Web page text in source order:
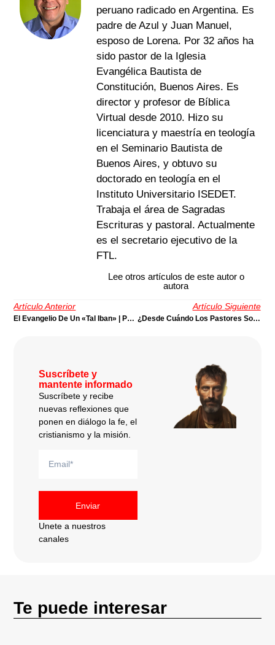
peruano radicado en Argentina. Es
padre de Azul y Juan Manuel,
esposo de Lorena. Por 32 años ha
sido pastor de la Iglesia
Evangélica Bautista de
Constitución, Buenos Aires. Es
director y profesor de Bíblica
Virtual desde 2010. Hizo su
licenciatura y maestría en teología
en el Seminario Bautista de
Buenos Aires, y obtuvo su
doctorado en teología en el
Instituto Universitario ISEDET.
Trabaja el área de Sagradas
Escrituras y pastoral. Actualmente
es el secretario ejecutivo de la
FTL.
Lee otros artículos de este autor o
autora
Artículo Anterior
El Evangelio De Un «tal Iban» | Por Ronald Rivadeneira
Artículo Siguiente
¿Desde Cuándo Los Pastores Son Gerentes? | Por Abel García
Suscríbete y
mantente informado
Suscríbete y recibe
nuevas reflexiones que
ponen en diálogo la fe, el
cristianismo y la misión.
Enviar
Unete a nuestros
canales
Te puede interesar